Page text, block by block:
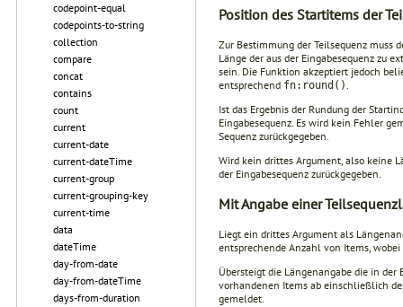
codepoint-equal
codepoints-to-string
collection
compare
concat
contains
count
current
current-date
current-dateTime
current-group
current-grouping-key
current-time
data
dateTime
day-from-date
day-from-dateTime
days-from-duration
Position des Startitems der
Zur Bestimmung der Teilsequenz muss
Länge der aus der Eingabesequenz zu
sein. Die Funktion akzeptiert jedoch
entsprechend fn:round().
Ist das Ergebnis der Rundung der
Eingabesequenz. Es wird kein Fehler
Sequenz zurückgegeben.
Wird kein drittes Argument, also keine
der Ein­gabesequenz zurückgegeben.
Mit Angabe einer
Liegt ein drittes Argument als
entsprechende Anzahl von Items,
Übersteigt die Längenangabe die in
vorhandenen Items ab ein­schließlich
gemeldet.